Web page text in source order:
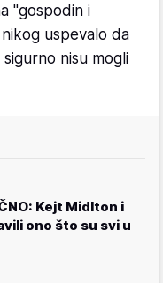
"gospodin i
uspevalo da
nisu mogli
Kejt Midlton i
ono što su svi u